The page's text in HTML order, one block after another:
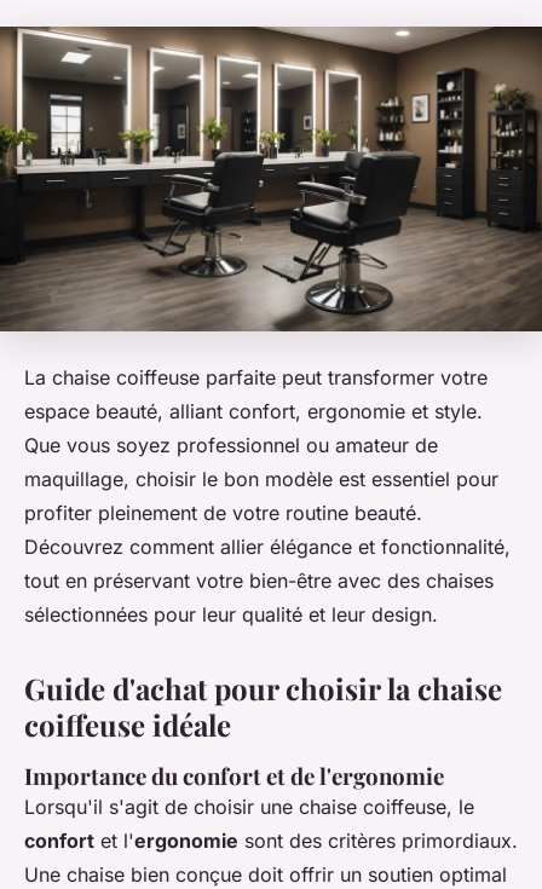
La chaise coiffeuse parfaite peut transformer votre
espace beauté, alliant confort, ergonomie et style.
Que vous soyez professionnel ou amateur de
maquillage, choisir le bon modèle est essentiel pour
profiter pleinement de votre routine beauté.
Découvrez comment allier élégance et fonctionnalité,
tout en préservant votre bien-être avec des chaises
sélectionnées pour leur qualité et leur design.
Guide d'achat pour choisir la chaise
coiffeuse idéale
Importance du confort et de l'ergonomie
Lorsqu'il s'agit de choisir une chaise coiffeuse, le
confort et l'ergonomie sont des critères primordiaux.
Une chaise bien conçue doit offrir un soutien optimal